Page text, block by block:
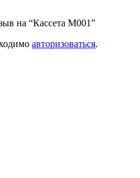
на “Кассета M001”
авторизоваться.